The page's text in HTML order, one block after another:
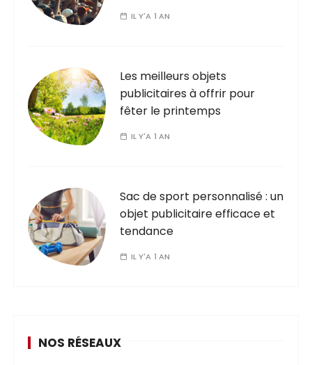
IL Y'A 1 AN
Les meilleurs objets
publicitaires à offrir pour
fêter le printemps
IL Y'A 1 AN
Sac de sport personnalisé : un
objet publicitaire efficace et
tendance
IL Y'A 1 AN
NOS RÉSEAUX